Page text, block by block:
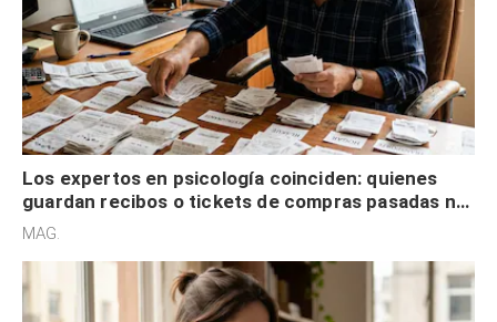
Los expertos en psicología coinciden: quienes
guardan recibos o tickets de compras pasadas no
son acumuladores, sino que tienen necesidad de
MAG.